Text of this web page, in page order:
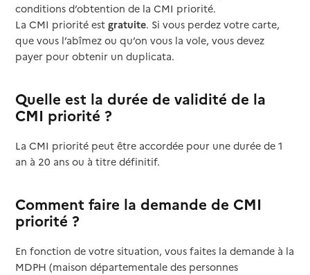
conditions d’obtention de la CMI priorité.
La CMI priorité estgratuite. Si vous perdez votre carte,
que vous l’abîmez ou qu’on vous la vole, vous devez
payer pour obtenir un duplicata.
Quelle est la durée de validité de la
CMI priorité ?
La CMI priorité peut être accordée pour une durée de 1
an à 20 ans ou à titre définitif.
Comment faire la demande de CMI
priorité ?
En fonction de votre situation, vous faites la demande à la
MDPH (maison départementale des personnes